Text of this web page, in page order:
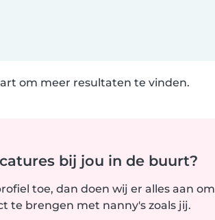
om meer resultaten te vinden.
bij jou in de buurt?
toe, dan doen wij er alles aan om
te brengen met nanny's zoals jij.